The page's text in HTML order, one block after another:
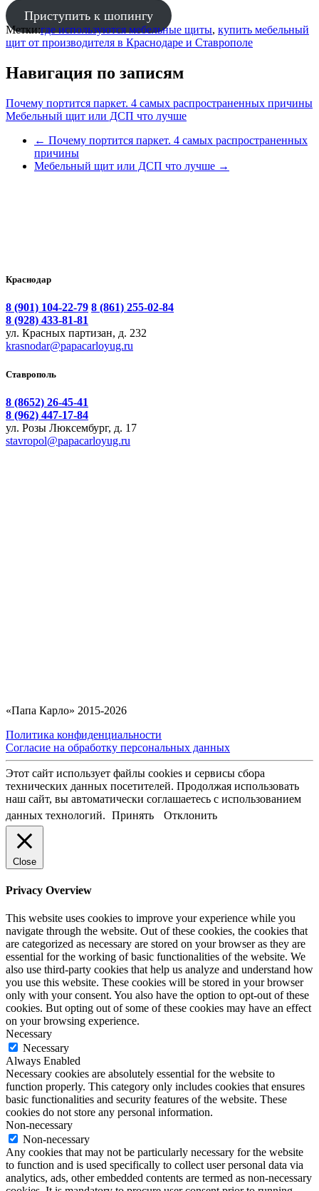
Приступить к шопингу
Метки:где используются мебельные щиты, купить мебельный
щит от производителя в Краснодаре и Ставрополе
Навигация по записям
Почему портится паркет. 4 самых распространенных причины
Мебельный щит или ДСП что лучше
← Почему портится паркет. 4 самых распространенных
причины
Мебельный щит или ДСП что лучше →
Краснодар
8 (901) 104-22-79 8 (861) 255-02-84
8 (928) 433-81-81
ул. Красных партизан, д. 232
krasnodar@papacarloyug.ru
Ставрополь
8 (8652) 26-45-41
8 (962) 447-17-84
ул. Розы Люксембург, д. 17
stavropol@papacarloyug.ru
«Папа Карло» 2015-2026
Политика конфиденциальности
Согласие на обработку персональных данных
Этот сайт использует файлы cookies и сервисы сбора
технических данных посетителей. Продолжая использовать
наш сайт, вы автоматически соглашаетесь с использованием
данных технологий. Принять Отклонить
Close
Privacy Overview
This website uses cookies to improve your experience while you
navigate through the website. Out of these cookies, the cookies that
are categorized as necessary are stored on your browser as they are
essential for the working of basic functionalities of the website. We
also use third-party cookies that help us analyze and understand how
you use this website. These cookies will be stored in your browser
only with your consent. You also have the option to opt-out of these
cookies. But opting out of some of these cookies may have an effect
on your browsing experience.
Necessary
Necessary
Always Enabled
Necessary cookies are absolutely essential for the website to
function properly. This category only includes cookies that ensures
basic functionalities and security features of the website. These
cookies do not store any personal information.
Non-necessary
Non-necessary
Any cookies that may not be particularly necessary for the website
to function and is used specifically to collect user personal data via
analytics, ads, other embedded contents are termed as non-necessary